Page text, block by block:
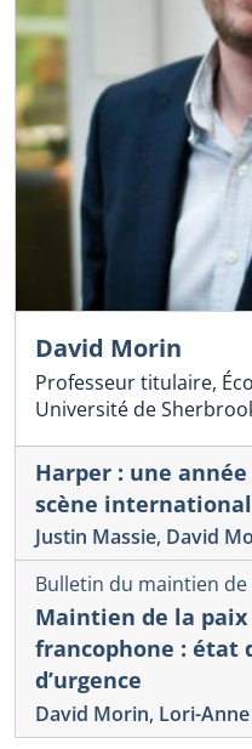
David Morin
Professeur titulaire,
Université de
Harper : une
scène
Justin Massie, David
Bulletin du maintien de
Maintien de la paix
francophone : état
d’urgence
David Morin, Lori-